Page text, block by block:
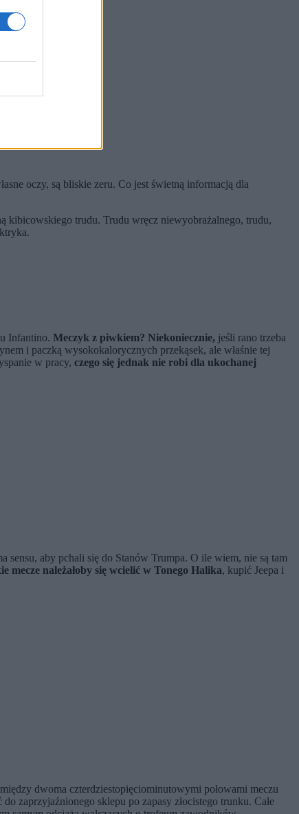
oczy, są bliskie zeru. Co jest świetną informacją dla
kibicowskiego trudu. Trudu wręcz niewyobrażalnego, trudu,
Infantino. Meczyk z piwkiem? Niekoniecznie, jeśli rano trzeba
i paczką wysokokalorycznych przekąsek, ale właśnie tej
w pracy, czego się jednak nie robi dla ukochanej
aby pchali się do Stanów Trumpa. O ile wiem, nie są tam
mecze należałoby się wcielić w Tonego Halika, kupić Jeepa i
dwoma czterdziestopięciominutowymi połowami meczu
zaprzyjaźnionego sklepu po zapasy złocistego trunku. Całe